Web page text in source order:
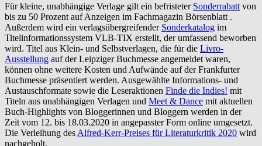
Für kleine, unabhängige Verlage gilt ein befristeter Sonderrabatt von
bis zu 50 Prozent auf Anzeigen im Fachmagazin Börsenblatt .
Außerdem wird ein verlagsübergreifender Sonderkatalog im
Titelinformationssystem VLB-TIX erstellt, der umfassend beworben
wird. Titel aus Klein- und Selbstverlagen, die für die Livro-
Ausstellung auf der Leipziger Buchmesse angemeldet waren,
können ohne weitere Kosten und Aufwände auf der Frankfurter
Buchmesse präsentiert werden. Ausgewählte Informations- und
Austauschformate sowie die Leseraktionen Finde die Indies! mit
Titeln aus unabhängigen Verlagen und Meet & Dance mit aktuellen
Buch-Highlights von Bloggerinnen und Bloggern werden in der
Zeit vom 12. bis 18.03.2020 in angepasster Form online umgesetzt.
Die Verleihung des Alfred-Kerr-Preises für Literaturkritik 2020 wird
nachgeholt.